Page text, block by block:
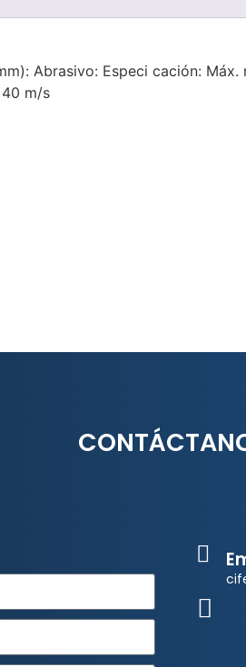
Abrasivo: Especi cación:
m/s